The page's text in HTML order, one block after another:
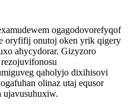
ogagodovorefyqof
oryfifij onutoj oken yrik qigery
ahycydorar. Gizyzoro
qaholyjo dixihisovi
olinaz utaj equsor
ujavusuhuxiw.